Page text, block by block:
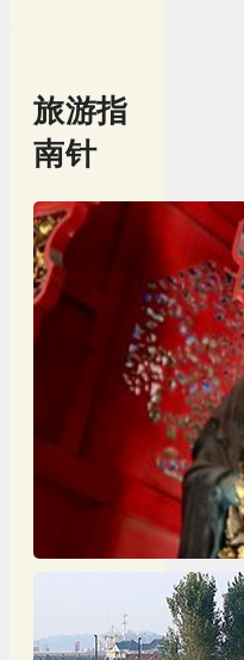
旅游指
南针